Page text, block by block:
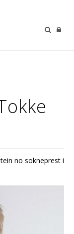
no sokneprest i